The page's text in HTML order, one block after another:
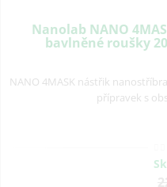
Nanolab NANO
bavlněné roušky
NANO 4MASK nástřik
přípravek s